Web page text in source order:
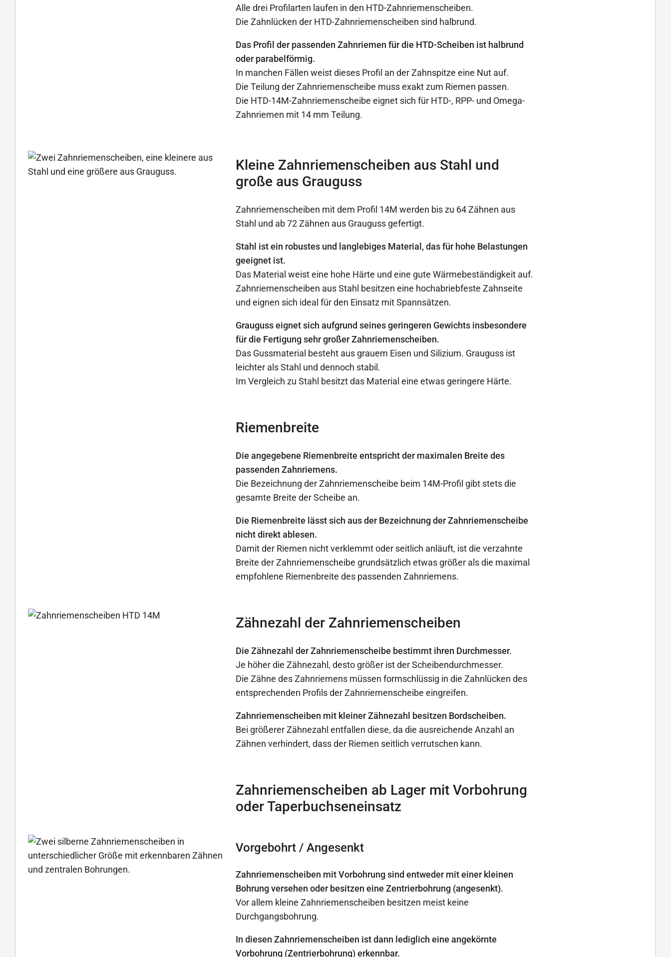
Alle drei Profilarten laufen in den HTD-Zahnriemenscheiben.
Die Zahnlücken der HTD-Zahnriemenscheiben sind halbrund.
Das Profil der passenden Zahnriemen für die HTD-Scheiben ist halbrund
oder parabelförmig.
In manchen Fällen weist dieses Profil an der Zahnspitze eine Nut auf.
Die Teilung der Zahnriemenscheibe muss exakt zum Riemen passen.
Die HTD-14M-Zahnriemenscheibe eignet sich für HTD-, RPP- und Omega-
Zahnriemen mit 14 mm Teilung.
Kleine Zahnriemenscheiben aus Stahl und
große aus Grauguss
Zahnriemenscheiben mit dem Profil 14M werden bis zu 64 Zähnen aus
Stahl und ab 72 Zähnen aus Grauguss gefertigt.
Stahl ist ein robustes und langlebiges Material, das für hohe Belastungen
geeignet ist.
Das Material weist eine hohe Härte und eine gute Wärmebeständigkeit auf.
Zahnriemenscheiben aus Stahl besitzen eine hochabriebfeste Zahnseite
und eignen sich ideal für den Einsatz mit Spannsätzen.
Grauguss eignet sich aufgrund seines geringeren Gewichts insbesondere
für die Fertigung sehr großer Zahnriemenscheiben.
Das Gussmaterial besteht aus grauem Eisen und Silizium. Grauguss ist
leichter als Stahl und dennoch stabil.
Im Vergleich zu Stahl besitzt das Material eine etwas geringere Härte.
Riemenbreite
Die angegebene Riemenbreite entspricht der maximalen Breite des
passenden Zahnriemens.
Die Bezeichnung der Zahnriemenscheibe beim 14M-Profil gibt stets die
gesamte Breite der Scheibe an.
Die Riemenbreite lässt sich aus der Bezeichnung der Zahnriemenscheibe
nicht direkt ablesen.
Damit der Riemen nicht verklemmt oder seitlich anläuft, ist die verzahnte
Breite der Zahnriemenscheibe grundsätzlich etwas größer als die maximal
empfohlene Riemenbreite des passenden Zahnriemens.
Zähnezahl der Zahnriemenscheiben
Die Zähnezahl der Zahnriemenscheibe bestimmt ihren Durchmesser.
Je höher die Zähnezahl, desto größer ist der Scheibendurchmesser.
Die Zähne des Zahnriemens müssen formschlüssig in die Zahnlücken des
entsprechenden Profils der Zahnriemenscheibe eingreifen.
Zahnriemenscheiben mit kleiner Zähnezahl besitzen Bordscheiben.
Bei größerer Zähnezahl entfallen diese, da die ausreichende Anzahl an
Zähnen verhindert, dass der Riemen seitlich verrutschen kann.
Zahnriemenscheiben ab Lager mit Vorbohrung
oder Taperbuchseneinsatz
Vorgebohrt / Angesenkt
Zahnriemenscheiben mit Vorbohrung sind entweder mit einer kleinen
Bohrung versehen oder besitzen eine Zentrierbohrung (angesenkt).
Vor allem kleine Zahnriemenscheiben besitzen meist keine
Durchgangsbohrung.
In diesen Zahnriemenscheiben ist dann lediglich eine angekörnte
Vorbohrung (Zentrierbohrung) erkennbar.